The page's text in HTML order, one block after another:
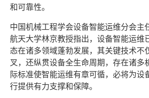
和可靠性。
中国机械工程学会设备智能运维分会主
航天大学林京教授指出，设备智能运维
态在诸多领域蓬勃发展，其关键技术不
叉，还纵贯设备全生命周期，存在诸多
际标准使智能运维有章可循，必将为设
行提供有力支撑和保障。